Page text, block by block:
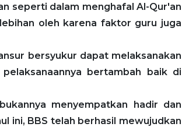
seperti dalam menghafal Al-Qur'an
oleh karena faktor guru juga
bersyukur dapat melaksanakan
bertambah baik di
menyempatkan hadir dan
ini, BBS telah berhasil mewujudkan